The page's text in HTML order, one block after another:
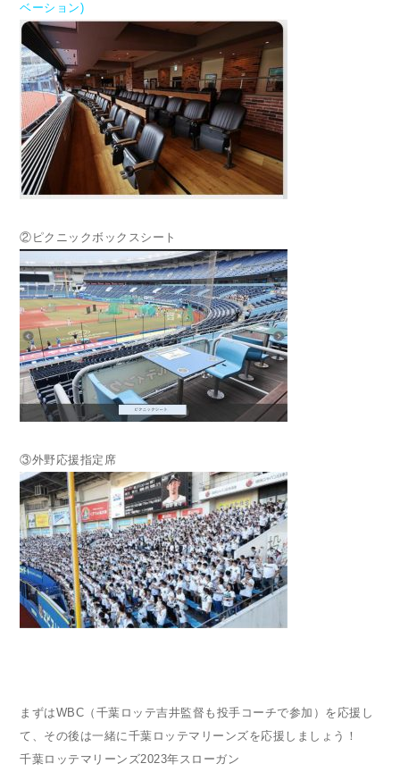
ベーション)
②ピクニックボックスシート
③外野応援指定席
まずはWBC（千葉ロッテ吉井監督も投手コーチで参加）を応援し
て、その後は一緒に千葉ロッテマリーンズを応援しましょう！
千葉ロッテマリーンズ2023年スローガン